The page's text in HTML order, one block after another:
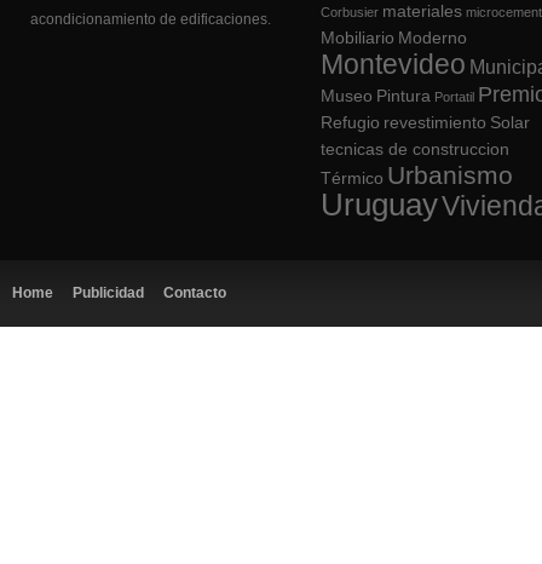
acondicionamiento de edificaciones.
Corbusier materiales
Mobiliario Moderno
Montevideo
Museo Pintura Portatil
Refugio revestimiento Solar
tecnicas de construccion
Térmico Urbanismo
Uruguay
Home Publicidad Contacto